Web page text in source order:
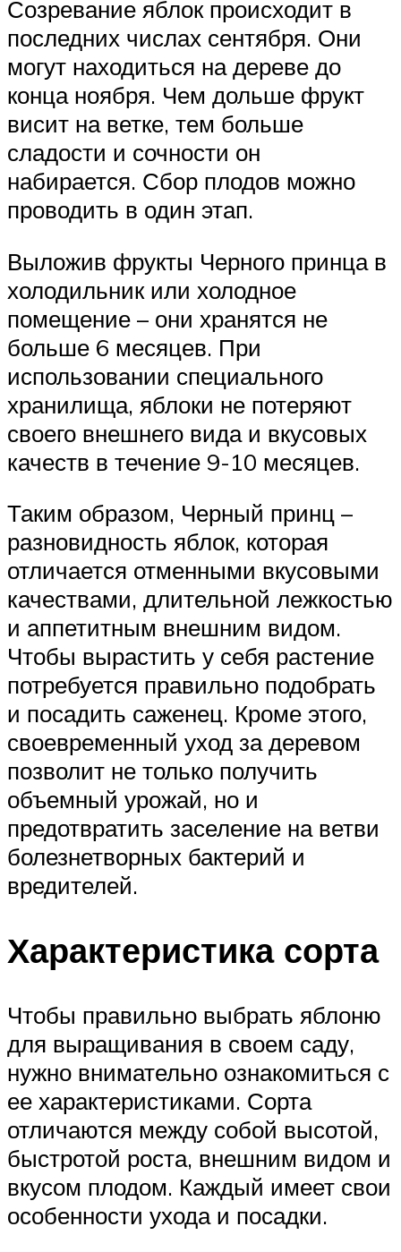
Созревание яблок происходит в
последних числах сентября. Они
могут находиться на дереве до
конца ноября. Чем дольше фрукт
висит на ветке, тем больше
сладости и сочности он
набирается. Сбор плодов можно
проводить в один этап.
Выложив фрукты Черного принца в
холодильник или холодное
помещение – они хранятся не
больше 6 месяцев. При
использовании специального
хранилища, яблоки не потеряют
своего внешнего вида и вкусовых
качеств в течение 9-10 месяцев.
Таким образом, Черный принц –
разновидность яблок, которая
отличается отменными вкусовыми
качествами, длительной лежкостью
и аппетитным внешним видом.
Чтобы вырастить у себя растение
потребуется правильно подобрать
и посадить саженец. Кроме этого,
своевременный уход за деревом
позволит не только получить
объемный урожай, но и
предотвратить заселение на ветви
болезнетворных бактерий и
вредителей.
Характеристика сорта
Чтобы правильно выбрать яблоню
для выращивания в своем саду,
нужно внимательно ознакомиться с
ее характеристиками. Сорта
отличаются между собой высотой,
быстротой роста, внешним видом и
вкусом плодом. Каждый имеет свои
особенности ухода и посадки.